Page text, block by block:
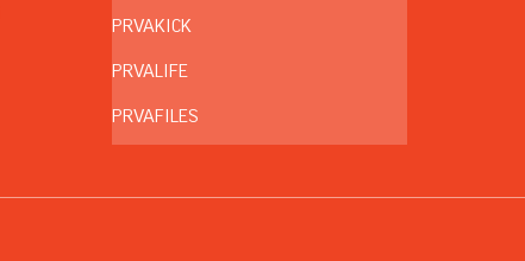
PRVAKICK
PRVALIFE
PRVAFILES